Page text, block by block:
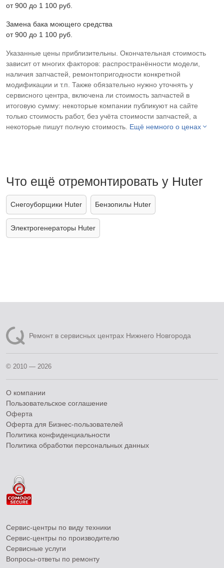
от 900 до 1 100 pyб.
Замена бака моющего средства
от 900 до 1 100 pyб.
Указанные цены приблизительны. Окончательная стоимость
зависит от многих факторов: распространённости модели,
наличия запчастей, ремонтопригодности конкретной
модификации и т.п. Также обязательно нужно уточнять у
сервисного центра, включена ли стоимость запчастей в
итоговую сумму: некоторые компании публикуют на сайте
только стоимость работ, без учёта стоимости запчастей, а
некоторые пишут полную стоимость. Ещё немного о ценах
Что ещё отремонтировать у Huter
Снегоуборщики Huter Бензопилы Huter
Электрогенераторы Huter
Ремонт в сервисных центрах Нижнего Новгорода
© 2010 — 2026
О компании
Пользовательское соглашение
Оферта
Оферта для Бизнес-пользователей
Политика конфиденциальности
Политика обработки персональных данных
Сервис-центры по виду техники
Сервис-центры по производителю
Сервисные услуги
Вопросы-ответы по ремонту